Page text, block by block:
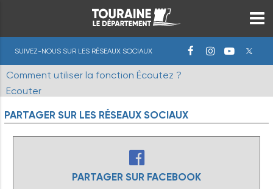
SUIVEZ-NOUS SUR LES RÉSEAUX SOCIAUX
Comment utiliser la fonction Écoutez ?
Ecouter
PARTAGER SUR LES RÉSEAUX SOCIAUX
PARTAGER SUR FACEBOOK